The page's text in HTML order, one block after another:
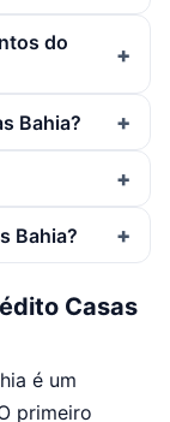
do
Bahia?
Bahia?
Casas
é um
primeiro